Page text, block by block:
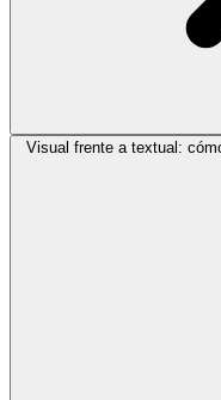
Visual frente a textual: